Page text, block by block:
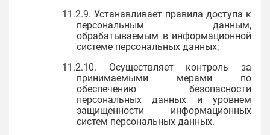
11.2.9. Устанавливает правила доступа к
персональным данным,
обрабатываемым в информационной
системе персональных данных;
11.2.10. Осуществляет контроль за
принимаемыми мерами по
обеспечению безопасности
персональных данных и уровнем
защищенности информационных
систем персональных данных.